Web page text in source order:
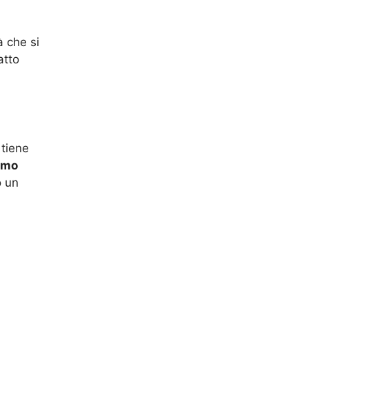
che si
un